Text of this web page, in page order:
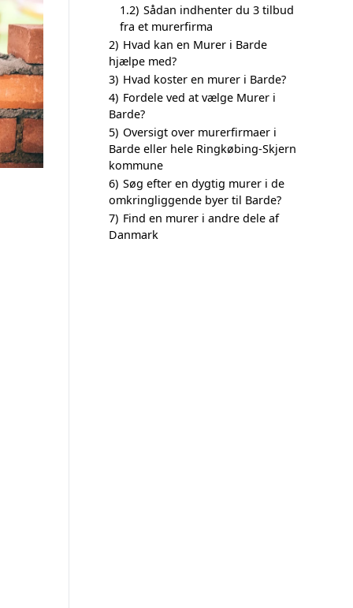
1.2) Sådan indhenter du 3 tilbud
fra et murerfirma
2) Hvad kan en Murer i Barde
hjælpe med?
3) Hvad koster en murer i Barde?
4) Fordele ved at vælge Murer i
Barde?
5) Oversigt over murerfirmaer i
Barde eller hele Ringkøbing-Skjern
kommune
6) Søg efter en dygtig murer i de
omkringliggende byer til Barde?
7) Find en murer i andre dele af
Danmark